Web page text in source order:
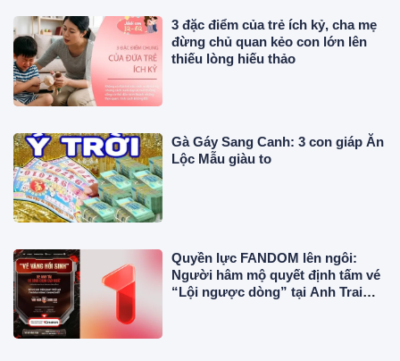
3 đặc điểm của trẻ ích kỷ, cha mẹ
đừng chủ quan kẻo con lớn lên
thiếu lòng hiếu thảo
Gà Gáy Sang Canh: 3 con giáp Ăn
Lộc Mẫu giàu to
Quyền lực FANDOM lên ngôi:
Người hâm mộ quyết định tấm vé
“Lội ngược dòng” tại Anh Trai